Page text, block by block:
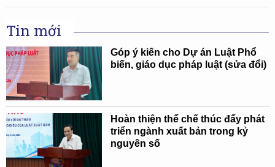
Tin mới
Góp ý kiến cho Dự án Luật Phổ
biến, giáo dục pháp luật (sửa đổi)
Hoàn thiện thể chế thúc đẩy phát
triển ngành xuất bản trong kỷ
nguyên số